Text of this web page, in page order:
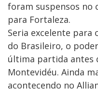
foram suspensos no
para Fortaleza.
Seria excelente para
do Brasileiro, o
última partida antes
Montevidéu. Ainda
acontecendo no